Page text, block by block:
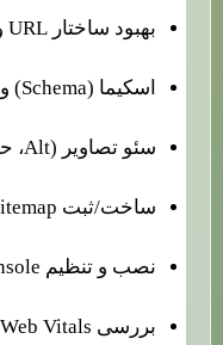
بهبود ساختار URL و لینک‌سازی داخلی
اسکیما (Schema) و داده‌های ساختاریافته
سئو تصاویر (Alt، حجم، فرمت، لیزی‌لود)
ساخت/ثبت Sitemap و تنظیم robots.txt
نصب و تنظیم Search Console و Analytics
بررسی Core Web Vitals و سرعت سایت